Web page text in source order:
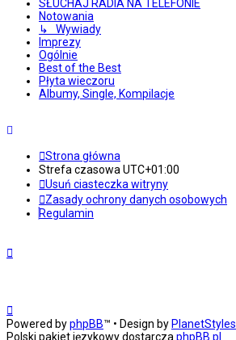
SŁUCHAJ RADIA NA TELEFONIE
Notowania
↳ Wywiady
Imprezy
Ogólnie
Best of the Best
Płyta wieczoru
Albumy, Single, Kompilacje
Strona główna
Strefa czasowa UTC+01:00
Usuń ciasteczka witryny
Zasady ochrony danych osobowych
Regulamin
Powered byphpBB™ • Design by PlanetStyles
Polski pakiet językowy dostarcza phpBB.pl